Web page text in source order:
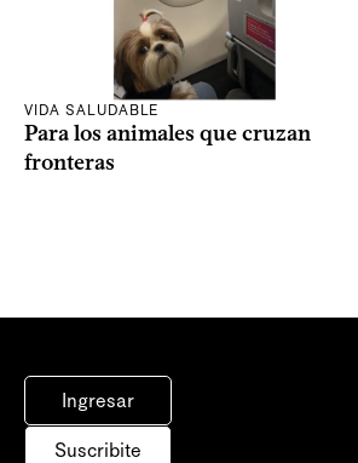
VIDA SALUDABLE
Para los animales que cruzan
fronteras
Ingresar
Suscribite